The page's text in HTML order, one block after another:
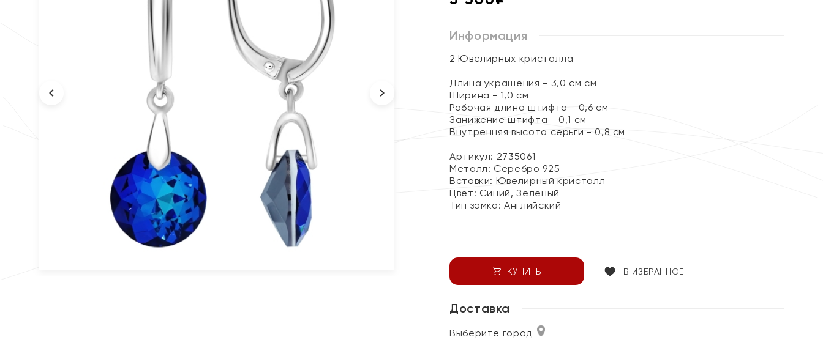
Информация
2 Ювелирных кристалла
Длина украшения - 3,0 см см
Ширина - 1,0 см
Рабочая длина штифта - 0,6 см
Занижение штифта - 0,1 см
Внутренняя высота серьги - 0,8 см
Артикул: 2735061
Металл: Серебро 925
Вставки: Ювелирный кристалл
Цвет: Синий, Зеленый
Тип замка:Английский
КУПИТЬ В ИЗБРАННОЕ
Доставка
Выберите город